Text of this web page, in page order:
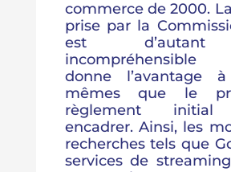
commerce de 2000.
prise par la
est
incompréhensible
donne l’avantage
mêmes que le
règlement initial
encadrer. Ainsi, les
recherches tels que
services de